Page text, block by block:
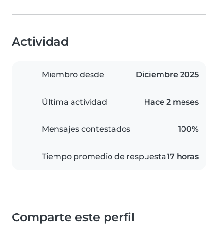
Actividad
Miembro desde Diciembre 2025
Última actividad Hace 2 meses
Mensajes contestados 100%
Tiempo promedio de respuesta17 horas
Comparte este perfil